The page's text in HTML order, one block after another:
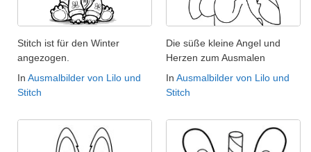
Stitch ist für den Winter
angezogen.
In Ausmalbilder von Lilo und
Stitch
Die süße kleine Angel und
Herzen zum Ausmalen
In Ausmalbilder von Lilo und
Stitch